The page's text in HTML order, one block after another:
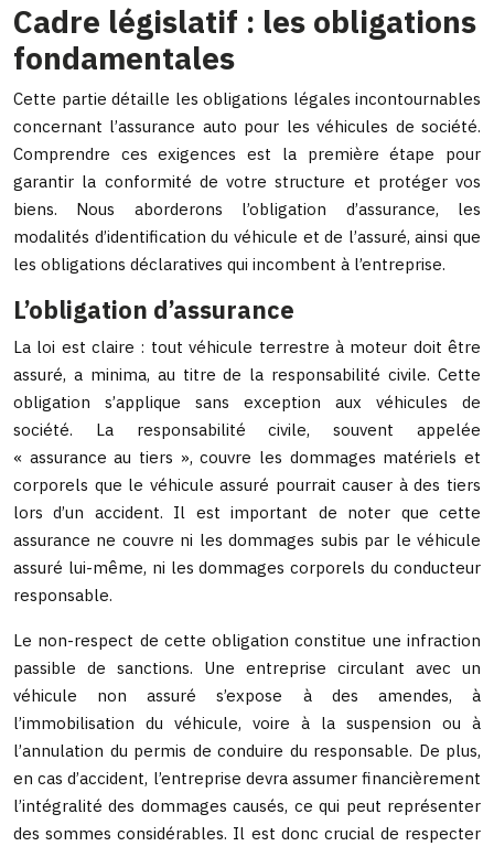
Cadre législatif : les obligations
fondamentales
Cette partie détaille les obligations légales incontournables
concernant l’assurance auto pour les véhicules de société.
Comprendre ces exigences est la première étape pour
garantir la conformité de votre structure et protéger vos
biens. Nous aborderons l’obligation d’assurance, les
modalités d’identification du véhicule et de l’assuré, ainsi que
les obligations déclaratives qui incombent à l’entreprise.
L’obligation d’assurance
La loi est claire : tout véhicule terrestre à moteur doit être
assuré, a minima, au titre de la responsabilité civile. Cette
obligation s’applique sans exception aux véhicules de
société. La responsabilité civile, souvent appelée
« assurance au tiers », couvre les dommages matériels et
corporels que le véhicule assuré pourrait causer à des tiers
lors d’un accident. Il est important de noter que cette
assurance ne couvre ni les dommages subis par le véhicule
assuré lui-même, ni les dommages corporels du conducteur
responsable.
Le non-respect de cette obligation constitue une infraction
passible de sanctions. Une entreprise circulant avec un
véhicule non assuré s’expose à des amendes, à
l’immobilisation du véhicule, voire à la suspension ou à
l’annulation du permis de conduire du responsable. De plus,
en cas d’accident, l’entreprise devra assumer financièrement
l’intégralité des dommages causés, ce qui peut représenter
des sommes considérables. Il est donc crucial de respecter